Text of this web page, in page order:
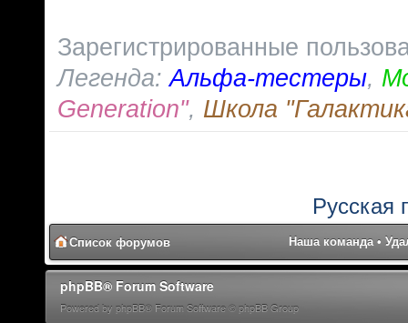
Зарегистрированные
Легенда:Альфа-тестеры,
Generation", Школа
Русская
Список форумов Наша команда•
phpBB® Forum Software
Powered by phpBB® Forum Software © phpBB Group